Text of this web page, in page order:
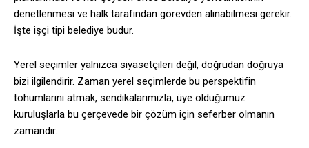
denetlenmesi ve halk tarafından görevden alınabilmesi gerekir.
İşte işçi tipi belediye budur.
Yerel seçimler yalnızca siyasetçileri değil, doğrudan doğruya
bizi ilgilendirir. Zaman yerel seçimlerde bu perspektifin
tohumlarını atmak, sendikalarımızla, üye olduğumuz
kuruluşlarla bu çerçevede bir çözüm için seferber olmanın
zamandır.